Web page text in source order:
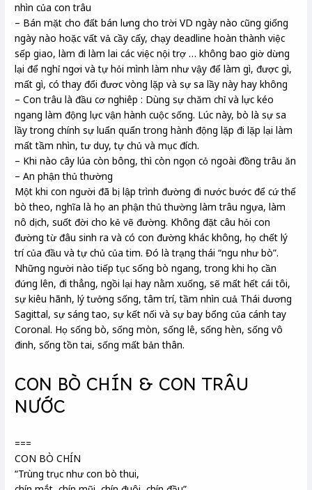
nhìn của con trâu
– Bán mặt cho đất bán lưng cho trời VD ngày nào cũng giống
ngày nào hoặc vất vả cầy cấy, chạy deadline hoàn thành việc
sếp giao, làm đi làm lai các việc nội trợ … không bao giờ dừng
lại để nghỉ ngơi và tự hỏi mình làm như vậy để làm gì, được gì,
mất gì, có thay đổi đươc vòng lặp và sự sa lầy này hay không
– Con trâu là đầu cơ nghiêp : Dùng sự chăm chỉ và lực kéo
ngang làm động lực vận hành cuộc sống. Lúc này, bò là sự sa
lầy trong chính sự luẩn quẩn trong hành động lặp đi lặp lại làm
mất tầm nhìn, tư duy, tự chủ và mục đích.
– Khi nào cây lúa còn bông, thì còn ngọn cỏ ngoài đồng trâu ăn
– An phận thủ thường
Một khi con người đã bị lập trình đường đi nước bước để cứ thế
bò theo, nghĩa là họ an phận thủ thường làm trâu ngựa, làm
nô dịch, suốt đời cho kẻ vẽ đường. Không đặt câu hỏi con
đường từ đâu sinh ra và có con đường khác không, họ chết lý
trí của đầu và tự chủ của tim. Đó là trạng thái “ngu như bò”.
Những người nào tiếp tục sống bò ngang, trong khi họ cần
đứng lên, đi thẳng, ngồi lại hay nằm xuống, sẽ mất hết cái tôi,
sự kiêu hãnh, lý tưởng sống, tâm trí, tầm nhìn cuả Thái dương
Sagittal, sự sáng tao, sự kết nối và sự bay bổng của cánh tay
Coronal. Họ sống bò, sống mòn, sống lê, sống hèn, sống vô
đinh, sống tồn tai, sống mất bản thân.
CON BÒ CHÍN & CON TRÂU
NƯỚC
===
CON BÒ CHÍN
“Trùng trục như con bò thui,